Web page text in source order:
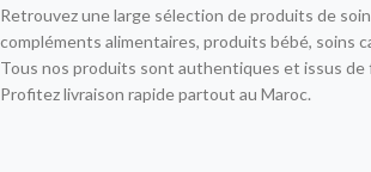
Retrouvez une large sélection de produits de
compléments alimentaires, produits bébé, soins
Tous nos produits sont authentiques et issus de
Profitez livraison rapide partout au Maroc.